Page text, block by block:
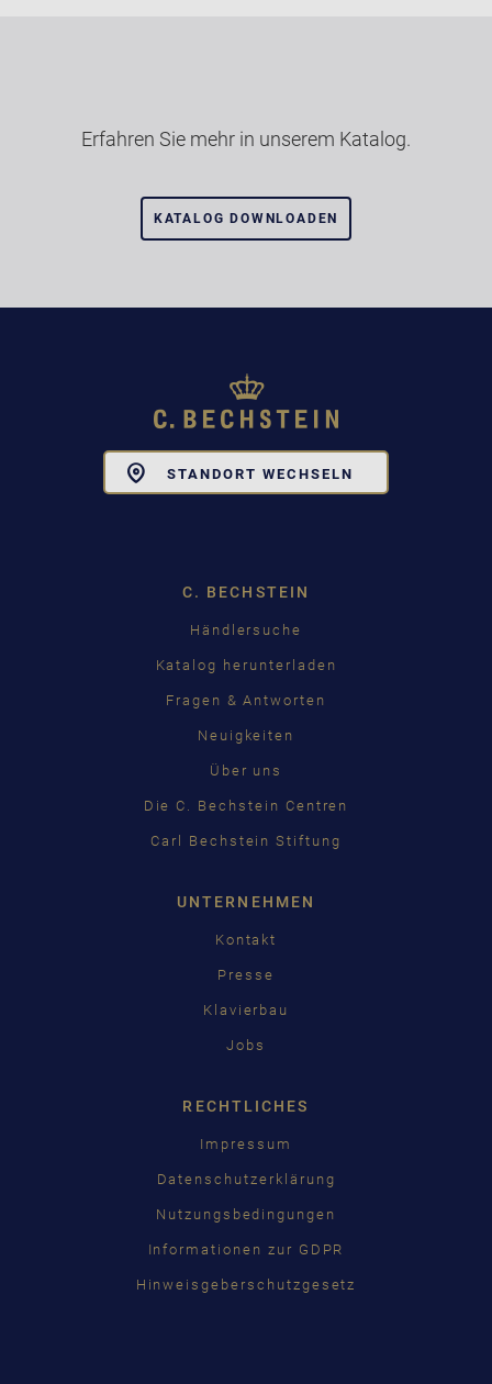
Erfahren Sie mehr in unserem Katalog.
KATALOG DOWNLOADEN
STANDORT WECHSELN
C. BECHSTEIN
Händlersuche
Katalog herunterladen
Fragen & Antworten
Neuigkeiten
Über uns
Die C. Bechstein Centren
Carl Bechstein Stiftung
UNTERNEHMEN
Kontakt
Presse
Klavierbau
Jobs
RECHTLICHES
Impressum
Datenschutzerklärung
Nutzungsbedingungen
Informationen zur GDPR
Hinweisgeberschutzgesetz